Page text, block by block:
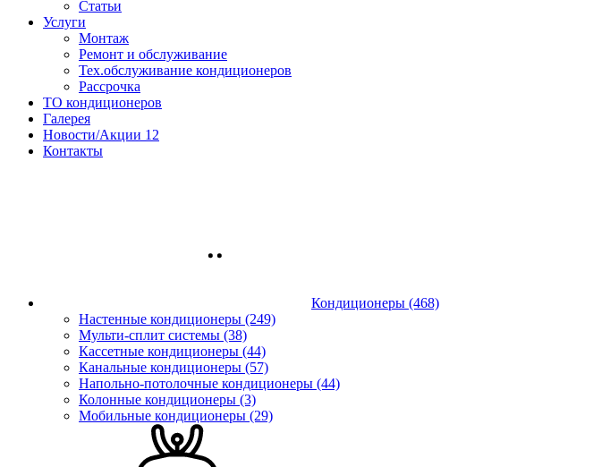
Статьи
Услуги
Монтаж
Ремонт и обслуживание
Тех.обслуживание кондиционеров
Рассрочка
ТО кондиционеров
Галерея
Новости/Акции 12
Контакты
Кондиционеры (468)
Настенные кондиционеры (249)
Мульти-сплит системы (38)
Кассетные кондиционеры (44)
Канальные кондиционеры (57)
Напольно-потолочные кондиционеры (44)
Колонные кондиционеры (3)
Мобильные кондиционеры (29)